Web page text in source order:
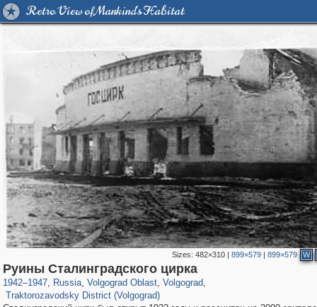
Retro View of Mankind's Habitat
Sizes: 482×310| 899×579| 899×579 W
Руины Сталинградского цирка
1942–1947, Russia
1,406,255 29,243
, Volgograd Oblast
9,149 80
, Volgograd
7,241 44
,
Traktorozavodsky District (Volgograd)
380 1